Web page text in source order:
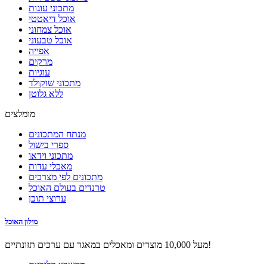
מתכוני עוגות
אוכל דיאטטי
אוכל צמחוני
אוכל טבעוני
אפייה
מרקים
עוגיות
מתכוני שוקולד
ללא גלוטן
מומלצים
מנתח המתכונים
ספרי בישול
מתכוני וידאו
מאכלי עדות
מתכונים לפי מצרכים
טרנדים בעולם האוכל
ערוצי תוכן
מילון האוכל
מעל 10,000 מוצרים ומאכלים במאגר עם ערכים תזונתיים!